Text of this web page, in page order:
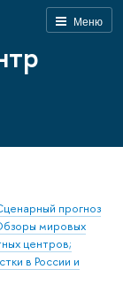
Меню
прогноз
мировых
центров;
в России и